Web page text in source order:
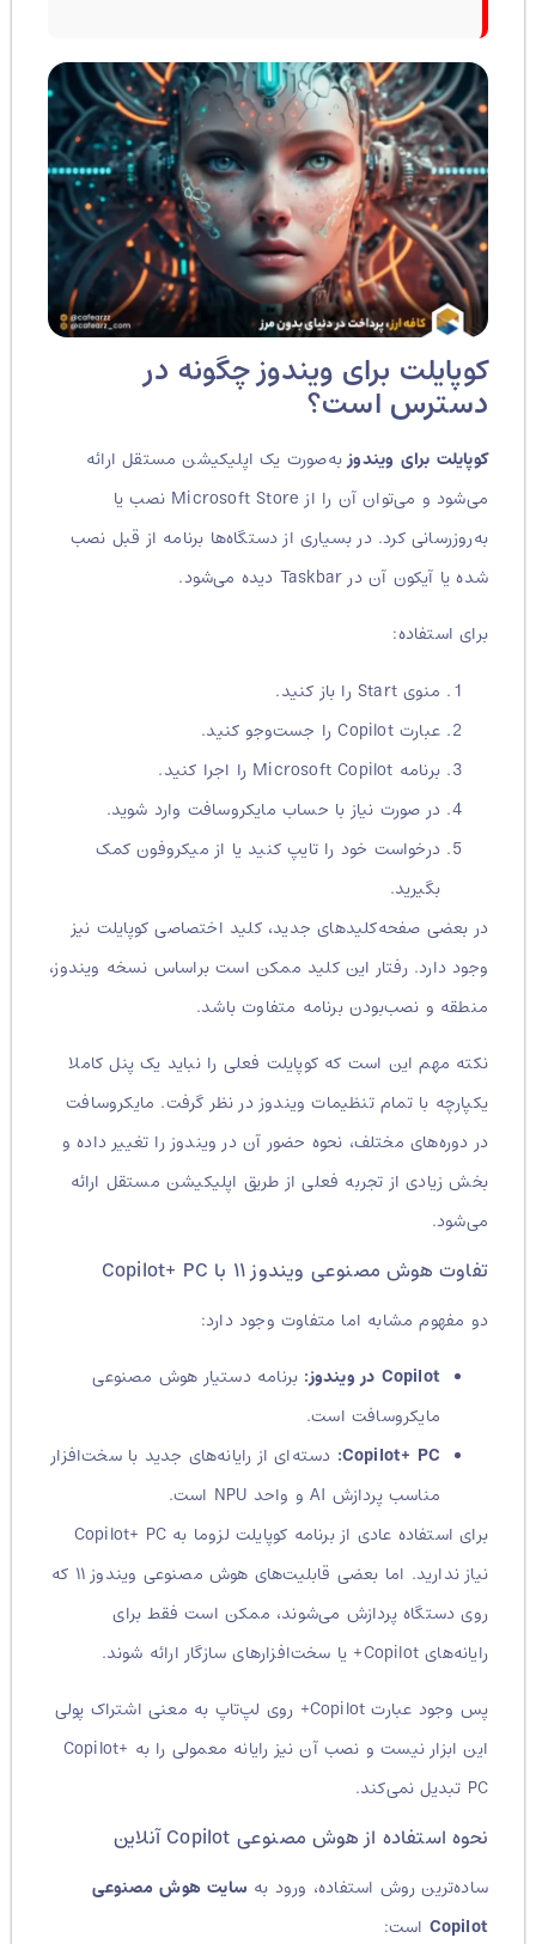
کوپایلت برای ویندوز چگونه در
دسترس است؟
کوپایلت برای ویندوزبه‌صورت یک اپلیکیشن مستقل ارائه
می‌شود و می‌توان آن را از Microsoft Store نصب یا
به‌روزرسانی کرد. در بسیاری از دستگاه‌ها برنامه از قبل نصب
شده یا آیکون آن در Taskbar دیده می‌شود.
برای استفاده:
منوی Start را باز کنید.
عبارت Copilot را جست‌وجو کنید.
برنامه Microsoft Copilot را اجرا کنید.
در صورت نیاز با حساب مایکروسافت وارد شوید.
درخواست خود را تایپ کنید یا از میکروفون کمک
بگیرید.
در بعضی صفحه‌کلیدهای جدید، کلید اختصاصی کوپایلت نیز
وجود دارد. رفتار این کلید ممکن است براساس نسخه ویندوز،
منطقه و نصب‌بودن برنامه متفاوت باشد.
نکته مهم این است که کوپایلت فعلی را نباید یک پنل کاملا
یکپارچه با تمام تنظیمات ویندوز در نظر گرفت. مایکروسافت
در دوره‌های مختلف، نحوه حضور آن در ویندوز را تغییر داده و
بخش زیادی از تجربه فعلی از طریق اپلیکیشن مستقل ارائه
می‌شود.
تفاوت هوش مصنوعی ویندوز ۱۱ با Copilot+ PC
دو مفهوم مشابه اما متفاوت وجود دارد:
Copilot در ویندوز:
برنامه دستیار هوش مصنوعی
مایکروسافت است.
Copilot+ PC: دسته‌ای از رایانه‌های جدید با سخت‌افزار
مناسب پردازش AI و واحد NPU است.
برای استفاده عادی از برنامه کوپایلت لزوما به Copilot+ PC
نیاز ندارید. اما بعضی قابلیت‌های هوش مصنوعی ویندوز ۱۱ که
روی دستگاه پردازش می‌شوند، ممکن است فقط برای
رایانه‌های Copilot+ یا سخت‌افزارهای سازگار ارائه شوند.
پس وجود عبارت Copilot+ روی لپ‌تاپ به معنی اشتراک پولی
این ابزار نیست و نصب آن نیز رایانه معمولی را به Copilot+
نحوه استفاده از هوش مصنوعی Copilot آنلاین
ساده‌ترین روش استفاده، ورود بهسایت هوش مصنوعی
Copilotاست: